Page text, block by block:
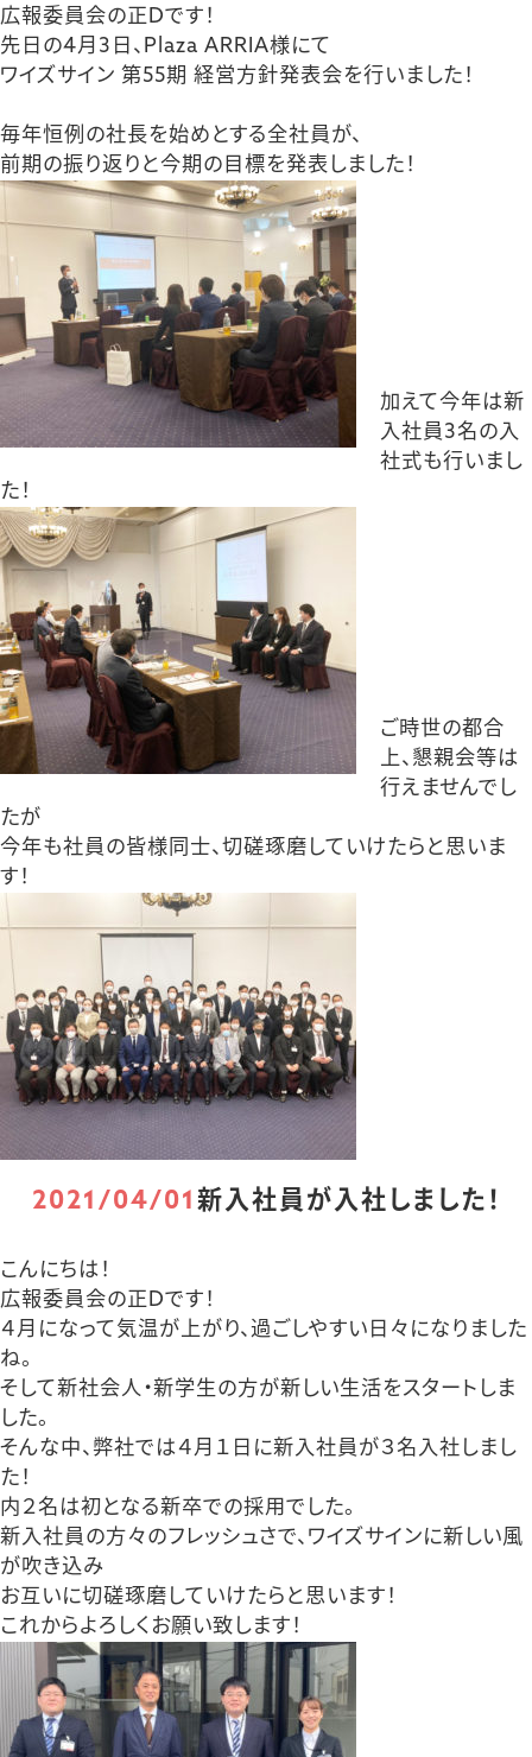
広報委員会の正Dです！
先日の4月3日、Plaza ARRIA様にて
ワイズサイン 第55期 経営方針発表会を行いました！
毎年恒例の社長を始めとする全社員が、
前期の振り返りと今期の目標を発表しました！
加えて今年は新
入社員3名の入
社式も行いまし
た！
ご時世の都合
上、懇親会等は
行えませんでし
たが
今年も社員の皆様同士、切磋琢磨していけたらと思いま
す！
2021/04/01 新入社員が入社しました！
こんにちは！
広報委員会の正Dです！
４月になって気温が上がり、過ごしやすい日々になりました
ね。
そして新社会人・新学生の方が新しい生活をスタートしま
した。
そんな中、弊社では４月１日に新入社員が３名入社しまし
た！
内２名は初となる新卒での採用でした。
新入社員の方々のフレッシュさで、ワイズサインに新しい風
が吹き込み
お互いに切磋琢磨していけたらと思います！
これからよろしくお願い致します！